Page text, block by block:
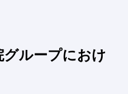
グループにおけ